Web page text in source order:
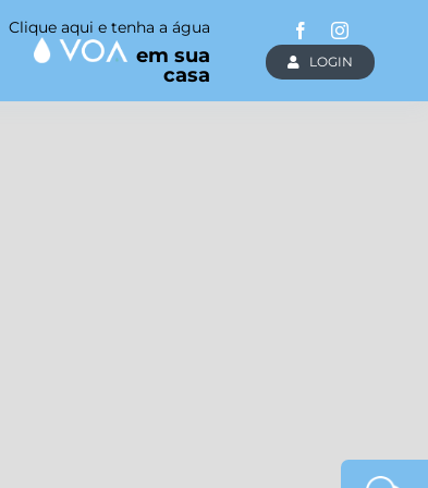
Clique aqui e tenha a água
em sua
casa
LOGIN